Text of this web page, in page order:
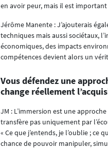
en avoir peur, mais il est
Jérôme Manente : J’ajouterais
techniques mais aussi sociétaux,
économiques, des impacts
compétences devient alors un
Vous défendez une
change réellement
JM : L’immersion est une
transfère pas uniquement par
« Ce que j’entends, je l’oublie ; ce
chance de pouvoir manipuler,